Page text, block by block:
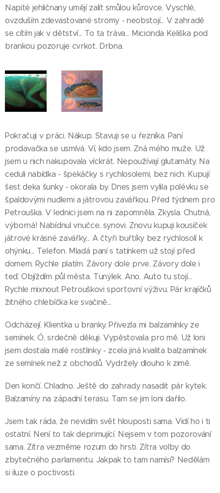
Napité jehličnany umějí zalít smůlou kůrovce. Vyschlé,
ovzduším zdevastované stromy - neobstojí... V zahradě
se cítím jak v dětství... To ta tráva... Micicinda Keliška pod
brankou pozoruje cvrkot. Drbna.
Pokračuji v práci. Nákup. Stavuji se u řezníka. Paní
prodavačka se usmívá. Ví, kdo jsem. Zná mého muže. Už
jsem u nich nakupovala víckrát. Nepoužívají glutamáty. Na
ceduli nabídka - špekáčky s rychlosolemi, bez nich. Kupují
šest deka šunky - okorala by. Dnes jsem vylila polévku se
špaldovými nudlemi a játrovou zavářkou. Před týdnem pro
Petrouška. V lednici jsem na ni zapomněla. Zkysla. Chutná,
výborná! Nabídnul vnučce, synovi. Znovu kupuji kousíček
játrové krásné zavářky... A čtyři buřtíky bez rychlosolí k
ohýnku... Telefon. Mladá paní s tatínkem už stojí před
domem. Rychle platím. Závory dole prve. Závory dole i
teď. Objíždím půl města. Tunýlek. Ano. Auto tu stojí...
Rychle mixnout Petrouškovi sportovní výživu. Pár krajíčků
žitného chlebíčka ke svačině...
Odcházejí. Klientka u branky. Přivezla mi balzamínky ze
semínek. Ó, srdečně děkuji. Vypěstovala pro mě. Už loni
jsem dostala malé rostlinky - zcela jiná kvalita balzamínek
ze semínek než z obchodů. Vydržely dlouho k zimě.
Den končí. Chladno. Ještě do zahrady nasadit pár kytek.
Balzamíny na západní terasu. Tam se jim loni dařilo.
Jsem tak ráda, že nevidím svět hlouposti sama. Vidí ho i ti
ostatní. Není to tak deprimující. Nejsem v tom pozorování
sama. Zítra vezměme rozum do hrsti. Zítra volby do
zbytečného parlamentu. Jakpak to tam namísí? Nedělám
si iluze o poctivosti.